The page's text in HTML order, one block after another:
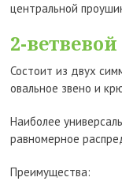
центральной
2-
Состоит из двух
овальное звено и
Наиболее
равномерное
Преимущества: